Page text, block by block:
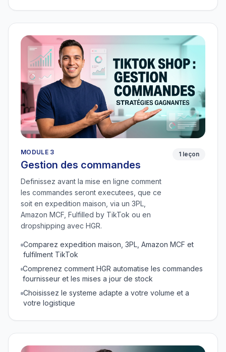
MODULE 3
Gestion des commandes
Definissez avant la mise en ligne comment
les commandes seront executees, que ce
soit en expedition maison, via un 3PL,
Amazon MCF, Fulfilled by TikTok ou en
dropshipping avec HGR.
1 leçon
Comparez expedition maison, 3PL, Amazon MCF et
fulfilment TikTok
Comprenez comment HGR automatise les commandes
fournisseur et les mises a jour de stock
Choisissez le systeme adapte a votre volume et a
votre logistique